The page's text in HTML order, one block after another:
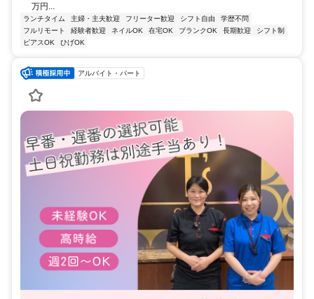
万円...
ランチタイム 主婦・主夫歓迎 フリーター歓迎 シフト自由
学歴不問
フルリモート
経験者歓迎 ネイルOK 在宅OK ブランクOK 長期歓迎
シフト制
ピアスOK
ひげOK
アルバイト・パート